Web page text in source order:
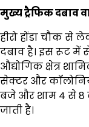
मुख्य ट्रैफिक दबाव
हीरो होंडा चौक
दबाव है। इस रूट में
औद्योगिक क्षेत्र
सेक्टर और
बजे और शाम 4 से 8
जाती है।